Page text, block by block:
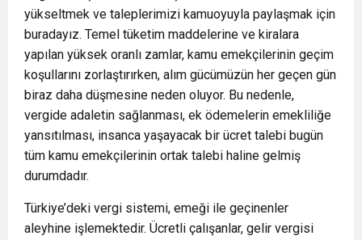
yükseltmek ve taleplerimizi kamuoyuyla paylaşmak için
buradayız. Temel tüketim maddelerine ve kiralara
yapılan yüksek oranlı zamlar, kamu emekçilerinin geçim
koşullarını zorlaştırırken, alım gücümüzün her geçen gün
biraz daha düşmesine neden oluyor. Bu nedenle,
vergide adaletin sağlanması, ek ödemelerin emekliliğe
yansıtılması, insanca yaşayacak bir ücret talebi bugün
tüm kamu emekçilerinin ortak talebi haline gelmiş
durumdadır.
Türkiye’deki vergi sistemi, emeği ile geçinenler
aleyhine işlemektedir. Ücretli çalışanlar, gelir vergisi